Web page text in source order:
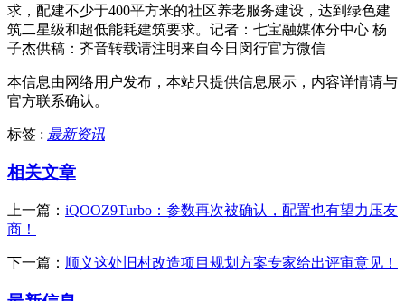
求，配建不少于400平方米的社区养老服务建设，达到绿色建
筑二星级和超低能耗建筑要求。记者：七宝融媒体分中心 杨
子杰供稿：齐音转载请注明来自今日闵行官方微信
本信息由网络用户发布， 本站只提供信息展示，内容详情请与
官方联系确认。
标签 : 最新资讯
相关文章
上一篇： iQOOZ9Turbo：参数再次被确认，配置也有望力压友
商！
下一篇： 顺义这处旧村改造项目规划方案专家给出评审意见！